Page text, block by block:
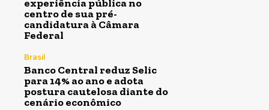
experiência pública no
centro de sua pré-
candidatura à Câmara
Federal
Brasil
Banco Central reduz Selic
para 14% ao ano e adota
postura cautelosa diante do
cenário econômico